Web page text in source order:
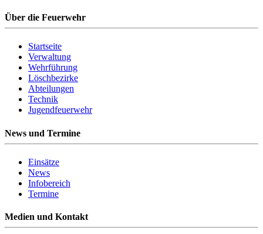
Über die Feuerwehr
Startseite
Verwaltung
Wehrführung
Löschbezirke
Abteilungen
Technik
Jugendfeuerwehr
News und Termine
Einsätze
News
Infobereich
Termine
Medien und Kontakt